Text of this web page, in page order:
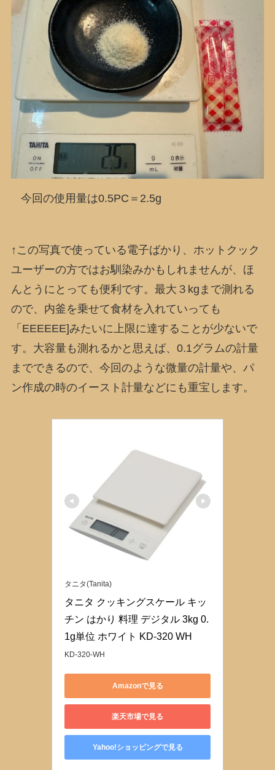
今回の使用量は0.5PC＝2.5g
↑この写真で使っている電子ばかり、ホットクック
ユーザーの方ではお馴染みかもしれませんが、ほ
んとうにとっても便利です。最大３kgまで測れる
ので、内釜を乗せて食材を入れていっても
「EEEEEE]みたいに上限に達することが少ないで
す。大容量も測れるかと思えば、0.1グラムの計量
までできるので、今回のような微量の計量や、パ
ン作成の時のイースト計量などにも重宝します。
タニタ(Tanita)
タニタ クッキングスケール キッ
チン はかり 料理 デジタル 3kg 0.
1g単位 ホワイト KD-320 WH
KD-320-WH
Amazonで見る
楽天市場で見る
Yahoo!ショッピングで見る